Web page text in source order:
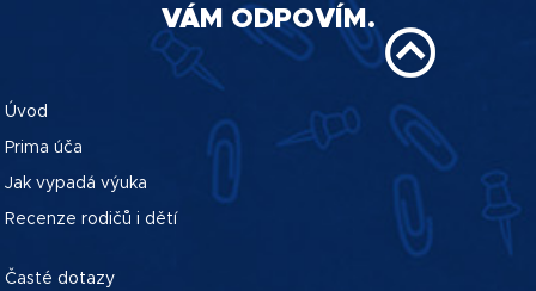
VÁM ODPOVÍM.
Úvod
Prima úča
Jak vypadá výuka
Recenze rodičů i dětí
Časté dotazy